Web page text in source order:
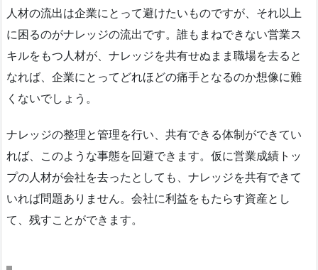
人材の流出は企業にとって避けたいものですが、それ以上
に困るのがナレッジの流出です。誰もまねできない営業ス
キルをもつ人材が、ナレッジを共有せぬまま職場を去ると
なれば、企業にとってどれほどの痛手となるのか想像に難
くないでしょう。
ナレッジの整理と管理を行い、共有できる体制ができてい
れば、このような事態を回避できます。仮に営業成績トッ
プの人材が会社を去ったとしても、ナレッジを共有できて
いれば問題ありません。会社に利益をもたらす資産とし
て、残すことができます。